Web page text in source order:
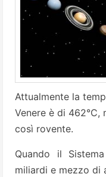
Attualmente la
Venere è di 462°C,
così rovente.
Quando il
miliardi e mezzo di